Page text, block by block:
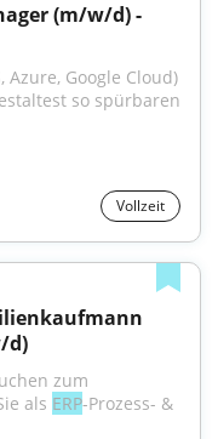
(m/w/d) -
Azure, Google Cloud)
so spürbaren
Vollzeit
d)
zum
als ERP-Prozess- &